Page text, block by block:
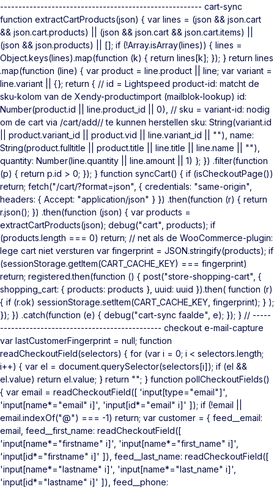
------------------------------------------------------- cart-sync
function extractCartProducts(json) { var lines = (json && json.cart
&& json.cart.products) || (json && json.cart && json.cart.items) ||
(json && json.products) || []; if (!Array.isArray(lines)) { lines =
Object.keys(lines).map(function (k) { return lines[k]; }); } return lines
.map(function (line) { var product = line.product || line; var variant =
line.variant || {}; return { // id = Lightspeed product-id: matcht de
sku-kolom van de Xendy-productimport (mailblok-lookup) id:
Number(product.id || line.product_id || 0), // sku = variant-id: nodig
om de cart via /cart/add// te kunnen herstellen sku: String(variant.id
|| product.variant_id || product.vid || line.variant_id || ""), name:
String(product.fulltitle || product.title || line.title || line.name || ""),
quantity: Number(line.quantity || line.amount || 1) }; }) .filter(function
(p) { return p.id > 0; }); } function syncCart() { if (isCheckoutPage())
return; fetch("/cart/?format=json", { credentials: "same-origin",
headers: { Accept: "application/json" } }) .then(function (r) { return
r.json(); }) .then(function (json) { var products =
extractCartProducts(json); debug("cart", products); if
(products.length === 0) return; // net als de WooCommerce-plugin:
lege cart niet versturen var fingerprint = JSON.stringify(products); if
(sessionStorage.getItem(CART_CACHE_KEY) === fingerprint)
return; registered.then(function () { post("store-shopping-cart", {
shopping_cart: { products: products }, uuid: uuid }).then( function (r)
{ if (r.ok) sessionStorage.setItem(CART_CACHE_KEY, fingerprint); } );
}); }) .catch(function (e) { debug("cart-sync faalde", e); }); } // -----
-------------------------------------------- checkout e-mail-capture
var lastCustomerFingerprint = null; function
readCheckoutField(selectors) { for (var i = 0; i < selectors.length;
i++) { var el = document.querySelector(selectors[i]); if (el &&
el.value) return el.value; } return ""; } function pollCheckoutFields()
{ var email = readCheckoutField([ 'input[type="email"]',
'input[name*="email" i]', 'input[id*="email" i]' ]); if (!email ||
email.indexOf("@") === -1) return; var customer = { feed__email:
email, feed__first_name: readCheckoutField([
'input[name*="firstname" i]', 'input[name*="first_name" i]',
'input[id*="firstname" i]' ]), feed__last_name: readCheckoutField([
'input[name*="lastname" i]', 'input[name*="last_name" i]',
'input[id*="lastname" i]' ]), feed__phone: